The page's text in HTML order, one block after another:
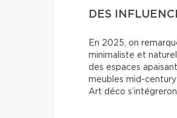
DES
En 2025, on
minimaliste et
des espaces
meubles mid-
Art déco